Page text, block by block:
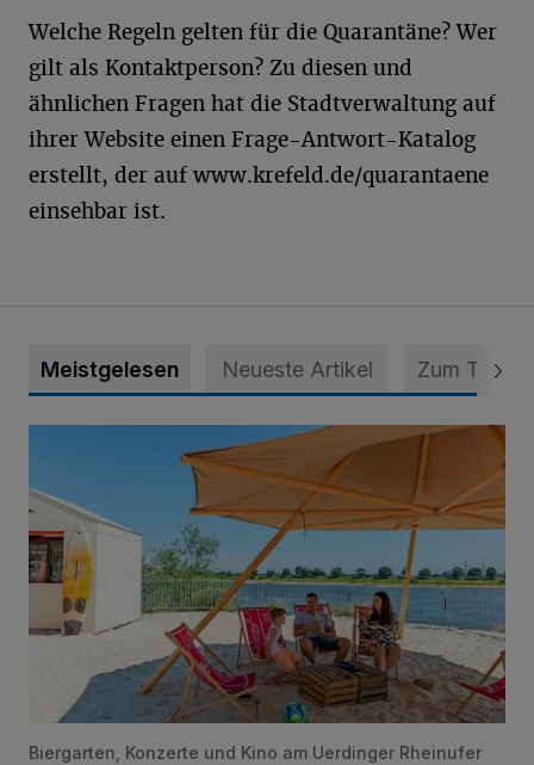
Welche Regeln gelten für die Quarantäne? Wer
gilt als Kontaktperson? Zu diesen und
ähnlichen Fragen hat die Stadtverwaltung auf
ihrer Website einen Frage-Antwort-Katalog
erstellt, der auf www.krefeld.de/quarantaene
einsehbar ist.
Meistgelesen Neueste Artikel Zum Thema
Die „Rhine Side“ geht in die Verlängerung
Biergarten, Konzerte und Kino am Uerdinger Rheinufer